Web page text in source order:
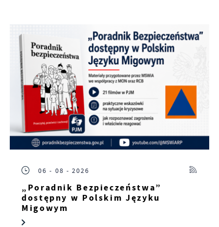
06 - 08 - 2026
„Poradnik Bezpieczeństwa”
dostępny w Polskim Języku
Migowym